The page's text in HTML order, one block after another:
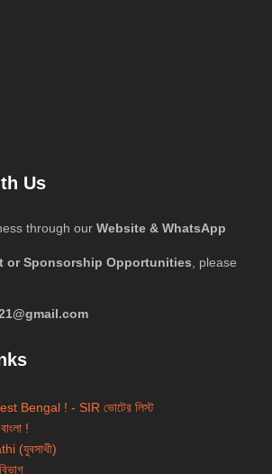
Us
through our Website & WhatsApp
or Sponsorship Opportunities , please
Bengal ! - SIR ভোটের লিস্ট
!
(যুবসাথী)